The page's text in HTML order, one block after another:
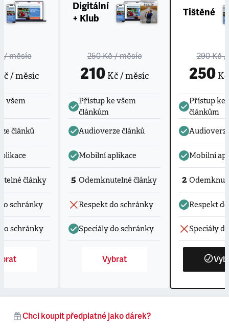
/ měsíc
/ měsíc
všem
článků
články
schránky
schránky
Digitální
+ Klub
250 Kč/ měsíc
210 Kč / měsíc
Přístup ke všem
článkům
Audioverze článků
Mobilní aplikace
5 Odemknutelné články
Respekt do schránky
Speciály do schránky
Vybrat
Tištěné
290 Kč/
250Kč
Přístup ke
článkům
Mobilní
2
Respekt
Speciály
Chci koupit předplatné jako dárek?